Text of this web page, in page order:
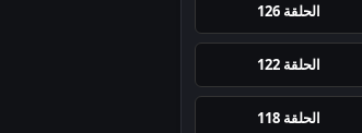
الحلقة 126
الحلقة 122
الحلقة 118